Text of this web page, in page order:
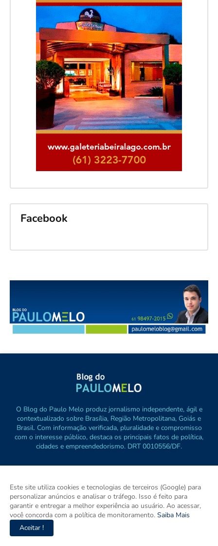
Facebook
O Blog do Paulo Melo produz jornalismo independente, ágil e
contextualizado sobre Brasília, Região Metropolitana, Goiás e
Brasil. Com informação verificada, pluralidade e compromisso
com o interesse público, destaca os principais fatos de política,
cidades e empreendedorismo. DRT 0010556/DF.
Este site utiliza cookies e tecnologias de terceiros (Google) para
personalizar anúncios e analisar o tráfego. Isso é feito para
garantir e entregar a melhor experiência ao usuário. Ao acessar,
você concorda com a política de monitoramento. Saiba Mais
Aceitar !